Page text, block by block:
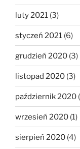
luty 2021 (3)
styczeń 2021 (6)
grudzień 2020 (3)
listopad 2020 (3)
październik 2020
wrzesień 2020 (1)
sierpień 2020 (4)